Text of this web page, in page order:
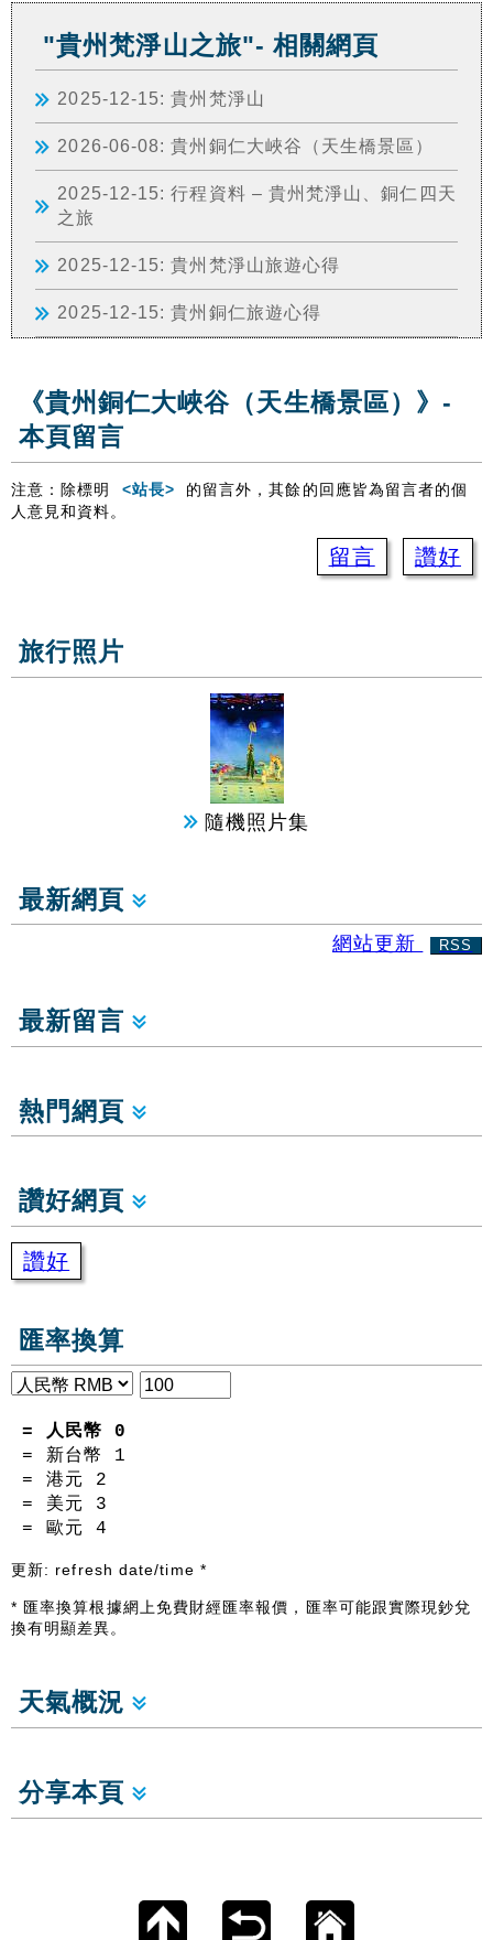
"貴州梵淨山之旅"- 相關網頁
2025-12-15: 貴州梵淨山
2026-06-08: 貴州銅仁大峽谷（天生橋景區）
2025-12-15: 行程資料 – 貴州梵淨山、銅仁四天
之旅
2025-12-15: 貴州梵淨山旅遊心得
2025-12-15: 貴州銅仁旅遊心得
《貴州銅仁大峽谷（天生橋景區）》-
本頁留言
注意：除標明 <站長>
的留言外，其餘的回應皆為留言者的個
人意見和資料。
留言 讚好
旅行照片
隨機照片集
最新網頁
網站更新 RSS
最新留言
熱門網頁
讚好網頁
讚好
匯率換算
= 人民幣 0
= 新台幣 1
= 港元 2
= 美元 3
= 歐元4
更新: refresh date/time *
* 匯率換算根據網上免費財經匯率報價，匯率可能跟實際現鈔兌
換有明顯差異。
天氣概況
分享本頁